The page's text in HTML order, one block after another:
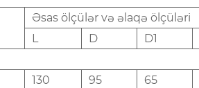
Əsas ölçülər və əlaqə ölçüləri
L
D D1
130 95 65